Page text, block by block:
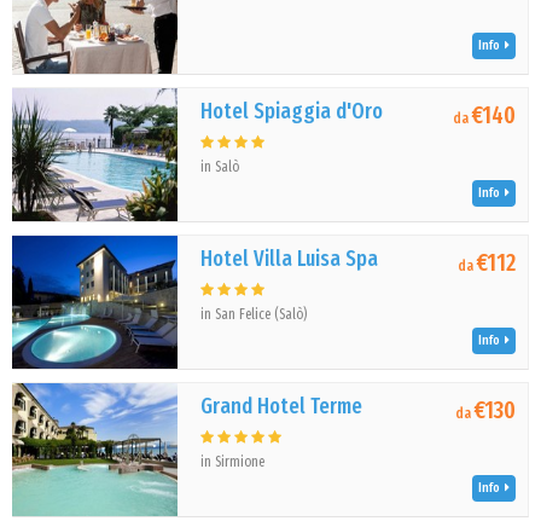
Info
Hotel Spiaggia d'Oro
in Salò
da€140
Info
Hotel Villa Luisa Spa
in San Felice (Salò)
da€112
Info
Grand Hotel Terme
in Sirmione
da€130
Info